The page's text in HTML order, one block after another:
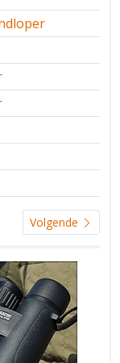
Volgende